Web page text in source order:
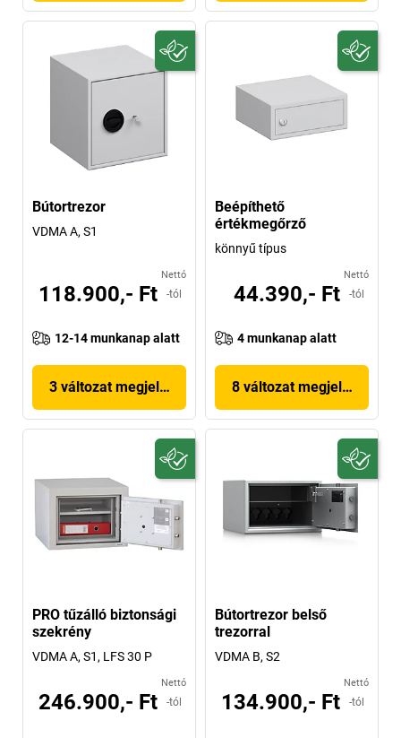
Bútortrezor
VDMA A, S1
Nettó
118.900,- Ft -tól
12-14 munkanap alatt
3 változat megjelenítése
Beépíthető
értékmegőrző
könnyű típus
Nettó
44.390,- Ft -tól
4 munkanap alatt
8 változat megjelenítése
PRO tűzálló biztonsági
szekrény
VDMA A, S1, LFS 30 P
Nettó
246.900,- Ft -tól
Bútortrezor belső
trezorral
VDMA B, S2
Nettó
134.900,- Ft -tól